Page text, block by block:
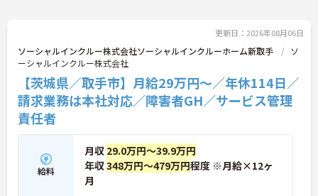
ネジメント職への挑戦も視野に入れていただけま
す。
・年間休日114日、残業月平均10時間程度という就
業環境に加え、産前産後休暇や育児休暇制度がしっ
かりと整備されています。オンとオフの切り替えを
明確にし、心身ともに充実した状態で長くご活躍い
ただけます。
・グループホーム一棟あたりの入居者様20名定員を
常時2～4名のスタッフで支援、国基準を上回る人員
配置や夜間複数名体制が敷かれているため、業務に
追われることなくご利用者様のペースに合わせたサ
ポートが可能です。施設も専用設計で働きやすく、
ご自身の理想とする福祉を実践できる環境が整って
更新日：2026年08月06日
ソーシャルインクルー株式会社ソーシャルインクルーホーム新取手
ソ
ーシャルインクルー株式会社
【茨城県／取手市】月給29万円～／年休114日／
請求業務は本社対応／障害者GH／サービス管理
責任者
給料
月収 29.0万円～39.9万円
年収348万円～479万円程度 ※月給×12ヶ
月